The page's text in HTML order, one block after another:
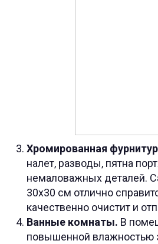
Хромированная
налет, разводы, пятна
немаловажных деталей.
30х30 см отлично
качественно очистит и
Ванные комнаты. В
повышенной влажностью